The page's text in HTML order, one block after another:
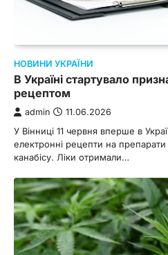
НОВИНИ УКРАЇНИ
В Україні стартувало
рецептом
admin 11.06.2026
У Вінниці 11 червня вперше в
електронні рецепти на
канабісу. Ліки отримали…